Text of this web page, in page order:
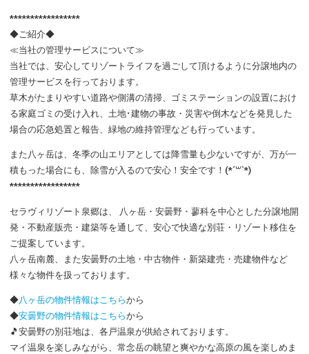
*****************
◆ご紹介◆
≪当社の管理サービスについて≫
当社では、安心してリゾートライフを過ごして頂けるように分譲地内の
管理サービスを行っております。
草木がたまりやすい道路や側溝の清掃、ゴミステーションの設置におけ
る家庭ゴミの受け入れ、土地･建物の事故・災害や倒木などを発見した
場合の応急処置と報告、緑地の維持管理なども行っています。
また八ヶ岳は、冬季の山エリアとしては降雪量も少ないですが、万が一
積もった場合にも、除雪が入るので安心！安全です！(*´꒳`*)
*****************
セラヴィリゾート泉郷は、 八ヶ岳・安曇野・蓼科を中心とした分譲地開
発・不動産販売・建築等を通して、安心で快適な別荘・リゾート移住を
ご提案しています。
八ヶ岳南麓、また安曇野の土地・中古物件・新築建売・売建物件など
様々な物件を扱っております。
◆八ヶ岳の物件情報はこちらから
◆安曇野の物件情報はこちらから
🎵安曇野の別荘地は、各戸温泉が供給されております。
マイ温泉を楽しみながら、常念岳の眺望と爽やかな高原の風を楽しめま